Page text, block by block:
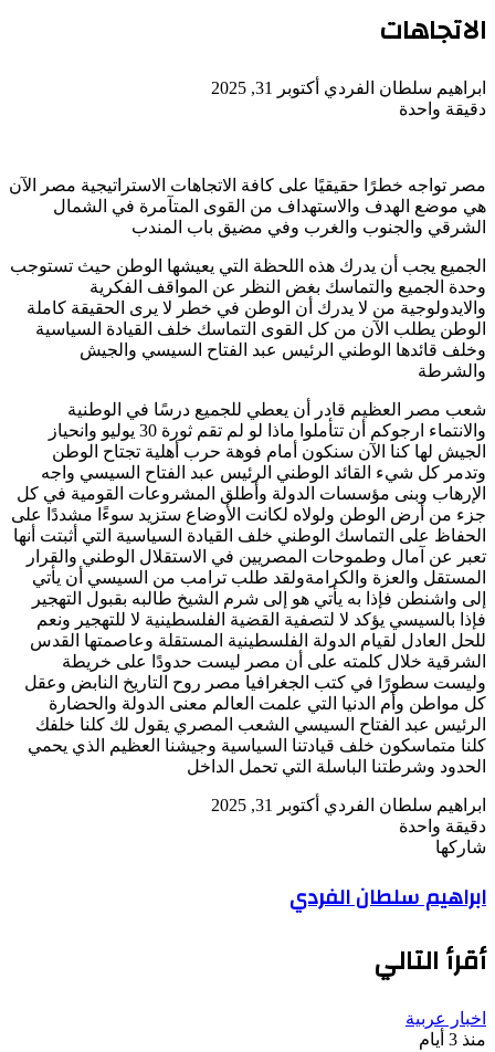
الاتجاهات
ابراهيم سلطان الفردي أرسل
أكتوبر 31, 2025
دقيقة واحدة
مصر تواجه خطرًا حقيقيًا على كافة الاتجاهات الاستراتيجية مصر الآن
هي موضع الهدف والاستهداف من القوى المتآمرة في الشمال
الشرقي والجنوب والغرب وفي مضيق باب المندب
الجميع يجب أن يدرك هذه اللحظة التي يعيشها الوطن حيث تستوجب
وحدة الجميع والتماسك بغض النظر عن المواقف الفكرية
والايدولوجية من لا يدرك أن الوطن في خطر لا يرى الحقيقة كاملة
الوطن يطلب الآن من كل القوى التماسك خلف القيادة السياسية
وخلف قائدها الوطني الرئيس عبد الفتاح السيسي والجيش
والشرطة
شعب مصر العظيم قادر أن يعطي للجميع درسًا في الوطنية
والانتماء ارجوكم أن تتأملوا ماذا لو لم تقم ثورة 30 يوليو وانحياز
الجيش لها كنا الآن سنكون أمام فوهة حرب أهلية تجتاح الوطن
وتدمر كل شيء القائد الوطني الرئيس عبد الفتاح السيسي واجه
الإرهاب وبنى مؤسسات الدولة وأطلق المشروعات القومية في كل
جزء من أرض الوطن ولولاه لكانت الأوضاع ستزيد سوءًا مشددًا على
الحفاظ على التماسك الوطني خلف القيادة السياسية التي أثبتت أنها
تعبر عن آمال وطموحات المصريين في الاستقلال الوطني والقرار
المستقل والعزة والكرامةولقد طلب ترامب من السيسي أن يأتي
إلى واشنطن فإذا به يأتي هو إلى شرم الشيخ طالبه بقبول التهجير
فإذا بالسيسي يؤكد لا لتصفية القضية الفلسطينية لا للتهجير ونعم
للحل العادل لقيام الدولة الفلسطينية المستقلة وعاصمتها القدس
الشرقية خلال كلمته على أن مصر ليست حدودًا على خريطة
وليست سطورًا في كتب الجغرافيا مصر روح التاريخ النابض وعقل
كل مواطن وأم الدنيا التي علمت العالم معنى الدولة والحضارة
الرئيس عبد الفتاح السيسي الشعب المصري يقول لك كلنا خلفك
كلنا متماسكون خلف قيادتنا السياسية وجيشنا العظيم الذي يحمي
الحدود وشرطتنا الباسلة التي تحمل الداخل
ابراهيم سلطان الفردي أرسل
أكتوبر 31, 2025
دقيقة واحدة
فيسبوك
‫X
لينكدإن
بينتيريست
‫Pocket
واتساب
تيلقرام
ڤايبر
لاين
شاركها
عبر
البريد
ابراهيم سلطان الفردي
أقرأ التالي
اخبار عربية
منذ 3 أيام